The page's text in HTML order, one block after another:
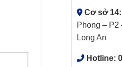
Cơ sở 14:
Phong – P2
Long An
Hotline: